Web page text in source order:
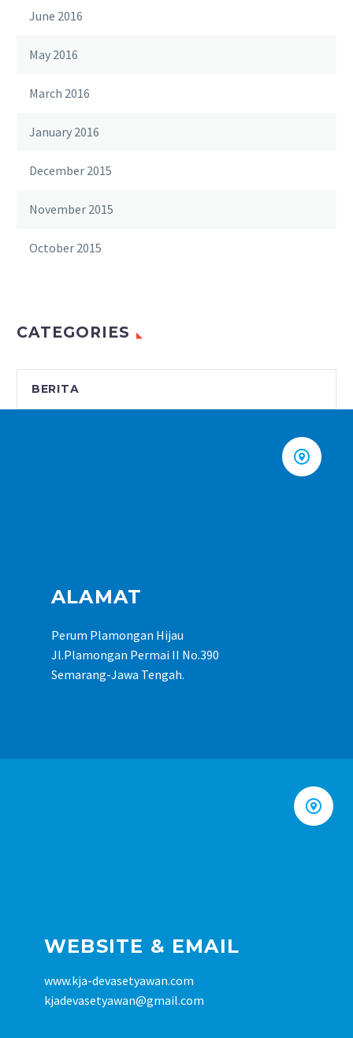
June 2016
May 2016
March 2016
January 2016
December 2015
November 2015
October 2015
CATEGORIES
BERITA


ALAMAT
Perum Plamongan Hijau
Jl.Plamongan Permai II No.390
Semarang-Jawa Tengah.


WEBSITE & EMAIL
www.kja-devasetyawan.com
kjadevasetyawan@gmail.com